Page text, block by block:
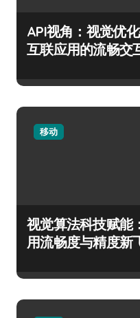
API视角：视觉优
互联应用的流畅交
移动
视觉算法科技赋能
用流畅度与精度新